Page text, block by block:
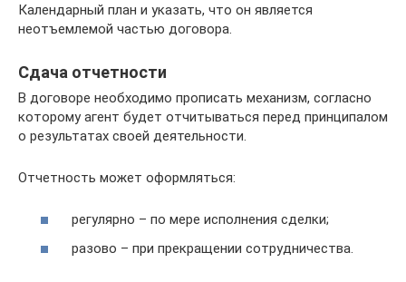
Календарный план и указать, что он является
неотъемлемой частью договора.
Сдача отчетности
В договоре необходимо прописать механизм, согласно
которому агент будет отчитываться перед принципалом
о результатах своей деятельности.
Отчетность может оформляться:
регулярно – по мере исполнения сделки;
разово – при прекращении сотрудничества.